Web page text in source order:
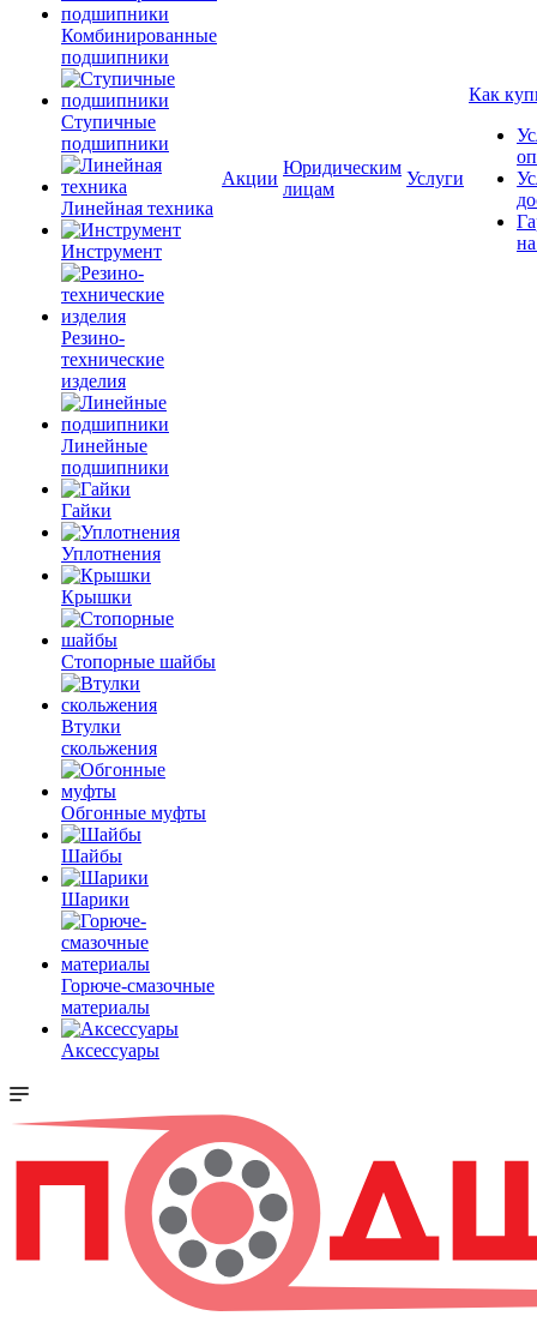
Комбинированные
подшипники
Ступичные
подшипники
Линейная техника
Инструмент
Резино-
технические
изделия
Линейные
подшипники
Гайки
Уплотнения
Крышки
Стопорные шайбы
Втулки
скольжения
Обгонные муфты
Шайбы
Шарики
Горюче-смазочные
материалы
Аксессуары
Акции
Юридическим
лицам
Услуги
Как